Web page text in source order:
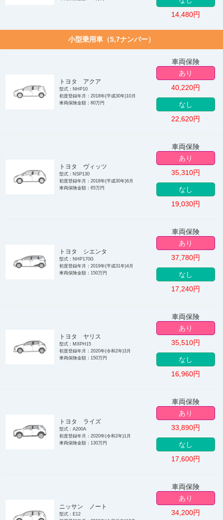
14,480円
小型乗用車（5,7ナンバー）
トヨタ アクア
型式：NHP10
初度登録年月：2018年(平成30年)10月
車両保険金額：80万円
車両保険
あり
40,220円
なし
22,620円
トヨタ ヴィッツ
型式：NSP130
初度登録年月：2018年(平成30年)6月
車両保険金額：65万円
車両保険
あり
35,310円
なし
19,030円
トヨタ シエンタ
型式：NHP170G
初度登録年月：2019年(平成31年)4月
車両保険金額：150万円
車両保険
あり
37,780円
なし
17,240円
トヨタ ヤリス
型式：MXPH15
初度登録年月：2020年(令和2年)3月
車両保険金額：150万円
車両保険
あり
35,510円
なし
16,960円
トヨタ ライズ
型式：A200A
初度登録年月：2020年(令和2年)1月
車両保険金額：130万円
車両保険
あり
33,890円
なし
17,600円
ニッサン ノート
型式：E12
車両保険
あり
34,200円